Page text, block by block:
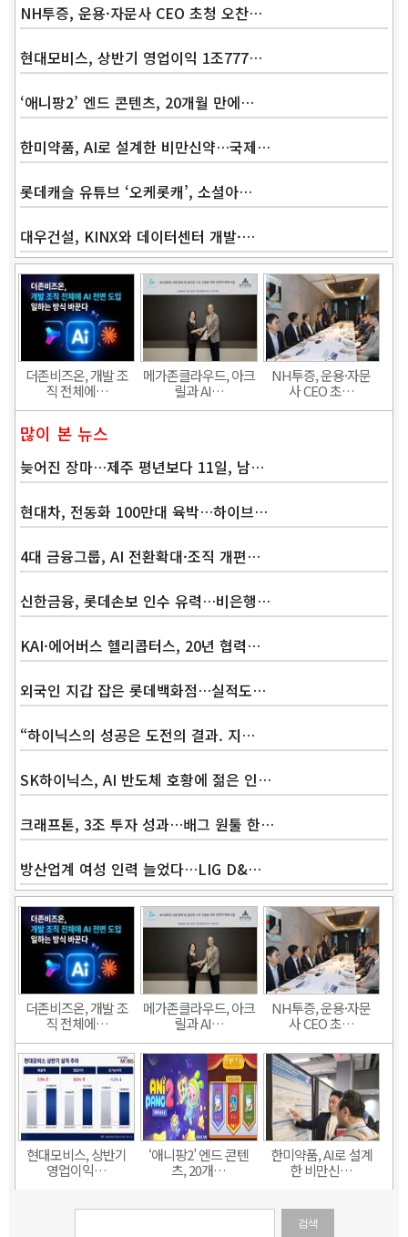
NH투증, 운용·자문사 CEO 초청 오찬…
현대모비스, 상반기 영업이익 1조777…
‘애니팡2’ 엔드 콘텐츠, 20개월 만에…
한미약품, AI로 설계한 비만신약…국제…
롯데캐슬 유튜브 ‘오케롯캐’, 소셜아…
대우건설, KINX와 데이터센터 개발·…
더존비즈온, 개발 조
직 전체에…
메가존클라우드, 아크
릴과 AI…
NH투증, 운용·자문
사 CEO 초…
많이 본 뉴스
늦어진 장마…제주 평년보다 11일, 남…
현대차, 전동화 100만대 육박…하이브…
4대 금융그룹, AI 전환확대·조직 개편…
신한금융, 롯데손보 인수 유력…비은행…
KAI·에어버스 헬리콥터스, 20년 협력…
외국인 지갑 잡은 롯데백화점…실적도…
“하이닉스의 성공은 도전의 결과. 지…
SK하이닉스, AI 반도체 호황에 젊은 인…
크래프톤, 3조 투자 성과…배그 원툴 한…
방산업계 여성 인력 늘었다…LIG D&…
더존비즈온, 개발 조
직 전체에…
메가존클라우드, 아크
릴과 AI…
NH투증, 운용·자문
사 CEO 초…
현대모비스, 상반기
영업이익…
‘애니팡2’ 엔드 콘텐
츠, 20개…
한미약품, AI로 설계
한 비만신…
검색